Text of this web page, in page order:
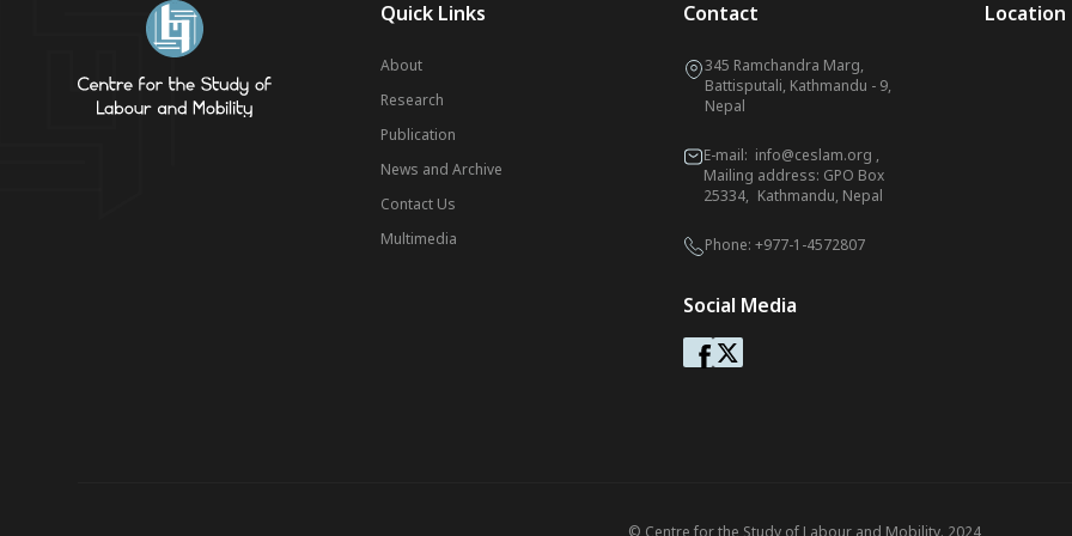
Quick Links
About
Research
Publication
News and Archive
Contact Us
Multimedia
Contact
345 Ramchandra Marg,
Battisputali, Kathmandu - 9,
Nepal
E-mail: info@ceslam.org ,
Mailing address: GPO Box
25334, Kathmandu, Nepal
Phone: +977-1-4572807
Social Media
Location
© Centre for the Study of Labour and Mobility. 2024